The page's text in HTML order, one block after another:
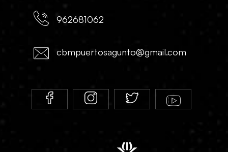
962681062
cbmpuertosagunto@gmail.com